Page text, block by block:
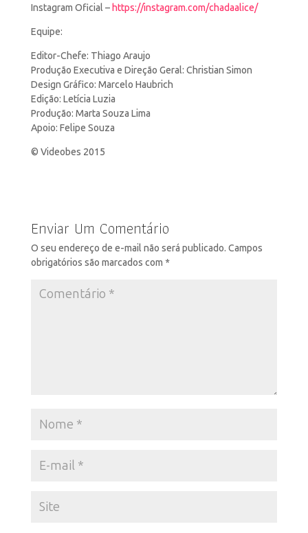
Instagram Oficial – https://instagram.com/chadaalice/
Equipe:
Editor-Chefe: Thiago Araujo
Produção Executiva e Direção Geral: Christian Simon
Design Gráfico: Marcelo Haubrich
Edição: Letícia Luzia
Produção: Marta Souza Lima
Apoio: Felipe Souza
© Videobes 2015
Enviar Um Comentário
O seu endereço de e-mail não será publicado. Campos
obrigatórios são marcados com *